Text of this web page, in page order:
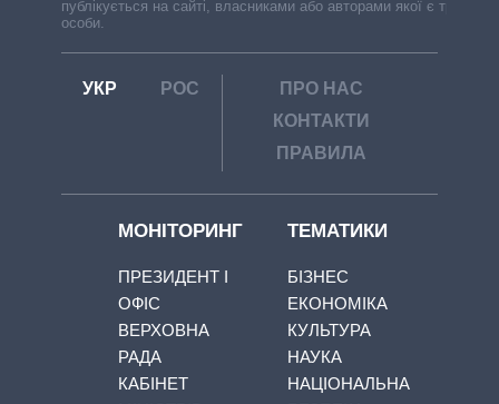
публікується на сайті, власниками або авторами якої є треті
особи.
УКР РОС
ПРО НАС
КОНТАКТИ
ПРАВИЛА
МОНІТОРИНГ
ПРЕЗИДЕНТ І
ОФІС
ВЕРХОВНА
РАДА
КАБІНЕТ
ТЕМАТИКИ
БІЗНЕС
ЕКОНОМІКА
КУЛЬТУРА
НАУКА
НАЦІОНАЛЬНА